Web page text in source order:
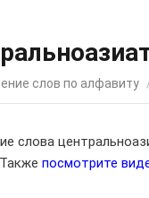
слов по алфавиту
слова
посмотрите